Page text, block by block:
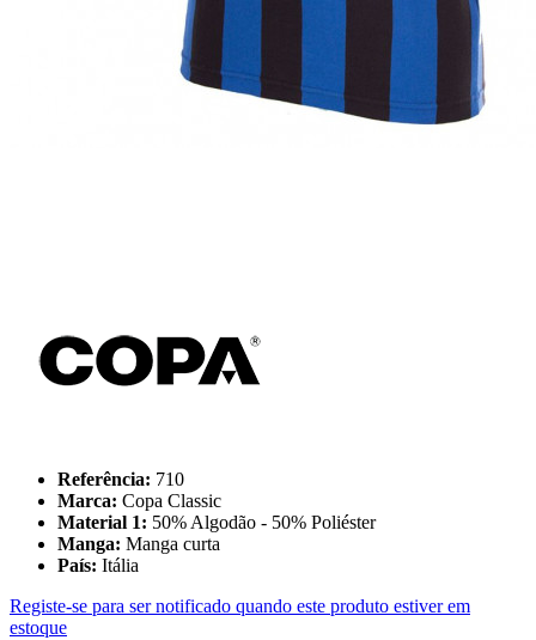
Referência: 710
Marca: Copa Classic
Material 1: 50% Algodão - 50% Poliéster
Manga: Manga curta
País: Itália
Registe-se para ser notificado quando este produto estiver em
estoque